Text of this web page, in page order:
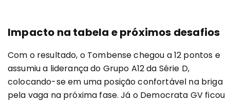
Impacto na tabela e próximos desafios
Com o resultado, o Tombense chegou a 12 pontos e
assumiu a liderança do Grupo A12 da Série D,
colocando-se em uma posição confortável na briga
pela vaga na próxima fase. Já o Democrata GV ficou